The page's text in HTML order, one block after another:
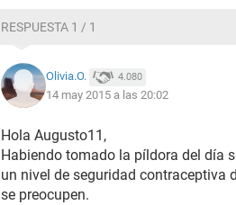
RESPUESTA 1 / 1
Olivia.O. 4.080
14 may 2015 a las 20:02
Hola Augusto11,
Habiendo tomado la píldora del día
un nivel de seguridad contraceptiva
se preocupen.